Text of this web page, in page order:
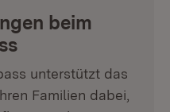
beim
unterstützt das
Familien dabei,